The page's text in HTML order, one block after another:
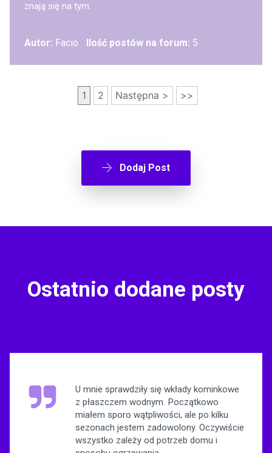
znają się na tym.
Autor: Facio Ilość postów na forum: 5
1 2 Następna > >>
Dodaj Post
Ostatnio dodane posty
U mnie sprawdziły się wkłady kominkowe
z płaszczem wodnym. Początkowo
miałem sporo wątpliwości, ale po kilku
sezonach jestem zadowolony. Oczywiście
wszystko zależy od potrzeb domu i